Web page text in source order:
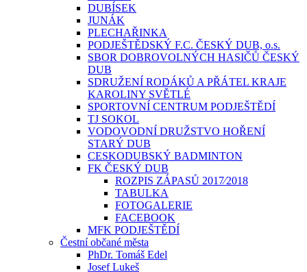
DUBÍSEK
JUNÁK
PLECHAŘINKA
PODJEŠTĚDSKÝ F.C. ČESKÝ DUB, o.s.
SBOR DOBROVOLNÝCH HASIČŮ ČESKÝ
DUB
SDRUŽENÍ RODÁKŮ A PŘÁTEL KRAJE
KAROLINY SVĚTLÉ
SPORTOVNÍ CENTRUM PODJEŠTĚDÍ
TJ SOKOL
VODOVODNÍ DRUŽSTVO HOŘENÍ
STARÝ DUB
CESKODUBSKÝ BADMINTON
FK ČESKÝ DUB
ROZPIS ZÁPASŮ 2017⁄2018
TABULKA
FOTOGALERIE
FACEBOOK
MFK PODJEŠTĚDÍ
Čestní občané města
PhDr. Tomáš Edel
Josef Lukeš